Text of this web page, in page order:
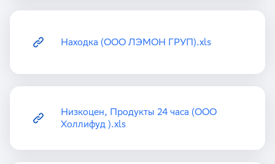
Находка (ООО ЛЭМОН ГРУП).xls
Низкоцен, Продукты 24 часа (ООО
Холлифуд ).xls